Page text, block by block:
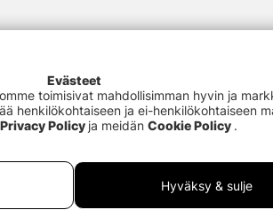
Evästeet
toimisivat mahdollisimman hyvin ja
henkilökohtaiseen ja ei-henkilökohtaiseen
Privacy Policy ja meidän Cookie Policy .
Hyväksy & sulje